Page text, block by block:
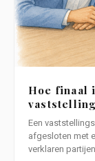
Hoe finaal
Een
afgesloten met
verklaren